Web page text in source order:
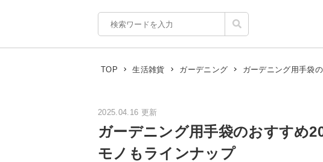
TOP 生活雑貨 ガーデニング ガーデニング用手袋
2025.04.16 更新
ガーデニング用手袋のおすすめ
モノもラインナップ